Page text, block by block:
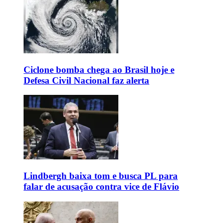
Ciclone bomba chega ao Brasil hoje e
Defesa Civil Nacional faz alerta
Lindbergh baixa tom e busca PL para
falar de acusação contra vice de Flávio